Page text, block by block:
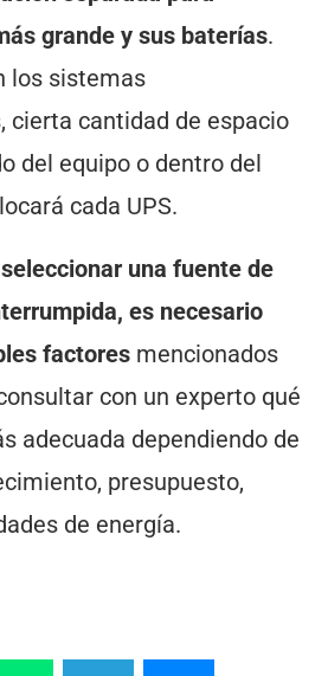
grande y sus baterías.
los sistemas
cierta cantidad de espacio
del equipo o dentro del
cada UPS.
una fuente de
es necesario
factores mencionados
con un experto qué
adecuada dependiendo de
presupuesto,
de energía.